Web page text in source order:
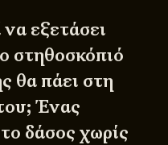
εξετάσει
στηθοσκόπιό
θα πάει στη
Ένας
δάσος χωρίς